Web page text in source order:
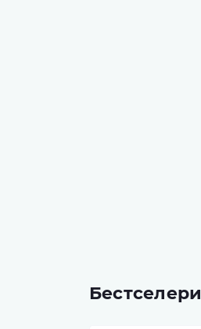
Бестселери